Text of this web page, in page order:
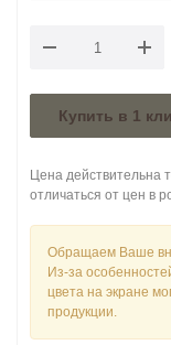
Купить в 1
Цена действительна
отличаться от цен в
Обращаем Ваше
Из-за
цвета на экране
продукции.